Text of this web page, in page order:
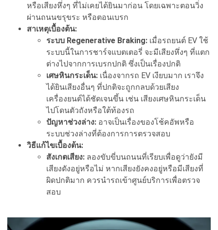
หรือเสียงหึ่งๆ ที่ไม่เคยได้ยินมาก่อน โดยเฉพาะตอนวิ่ง
ผ่านถนนขรุขระ หรือตอนเบรก
สาเหตุเบื้องต้น:
ระบบ Regenerative Braking: เมื่อรถยนต์ EV ใช้
ระบบนี้ในการชาร์จแบตเตอรี่ จะมีเสียงหึ่งๆ ที่แตก
ต่างไปจากการเบรกปกติ ซึ่งเป็นเรื่องปกติ
เศษหินกระเด็น: เนื่องจากรถ EV เงียบมาก เราจึง
ได้ยินเสียงอื่นๆ ที่ปกติจะถูกกลบด้วยเสียง
เครื่องยนต์ได้ชัดเจนขึ้น เช่น เสียงเศษหินกระเด็น
ไปโดนตัวถังหรือใต้ท้องรถ
ปัญหาช่วงล่าง: อาจเป็นเรื่องของโช้คอัพหรือ
ระบบช่วงล่างที่ต้องการการตรวจสอบ
วิธีแก้ไขเบื้องต้น:
สังเกตเสียง: ลองขับขี่บนถนนที่เรียบเพื่อดูว่ายังมี
เสียงดังอยู่หรือไม่ หากเสียงยังคงอยู่หรือมีเสียงที่
ผิดปกติมาก ควรนำรถเข้าศูนย์บริการเพื่อตรวจ
สอบ